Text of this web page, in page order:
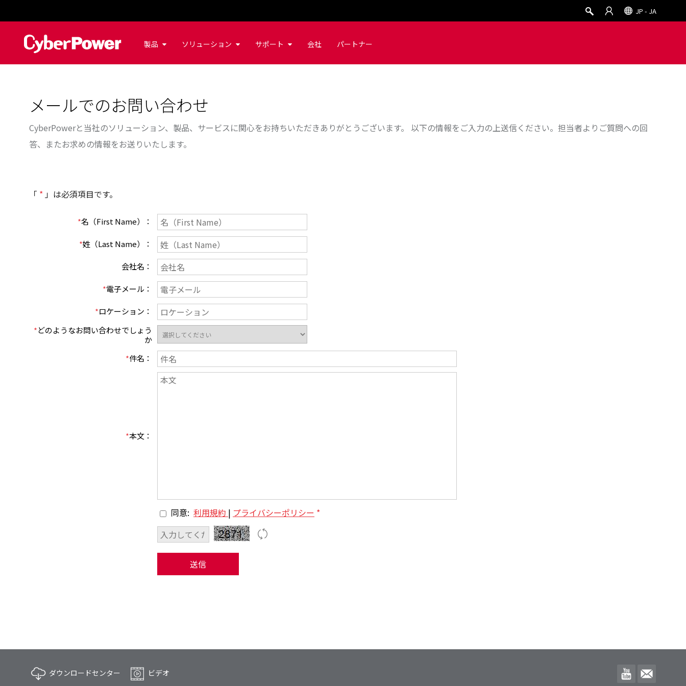
JP - JA
製品 ソリューション サポート 会社 パートナー
メールでのお問い合わせ
CyberPowerと当社のソリューション、製品、サービスに関心をお持ちいただきありがとうございます。 以下の情報をご入力の上送信ください。担当者よりご質問への回
答、またお求めの情報をお送りいたします。
「 * 」は必須項目です。
*名（First Name） ：
*姓（Last Name） ：
会社名 ：
*電子メール ：
*ロケーション ：
*どのようなお問い合わせでしょう
か
*件名 ：
*本文 ：
同意: 利用規約 | プライバシーポリシー *
送信
ダウンロードセンター ビデオ